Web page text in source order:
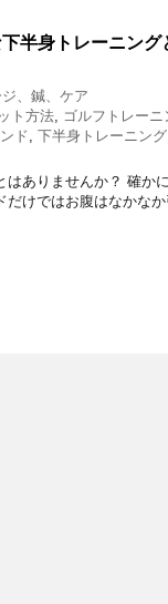
半身トレーニング
、鍼、ケア
ト方法, ゴルフトレーニ
ド, 下半身トレーニング
はありませんか？ 確か
だけではお腹はなかな